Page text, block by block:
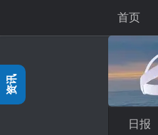
首页
日报
资讯